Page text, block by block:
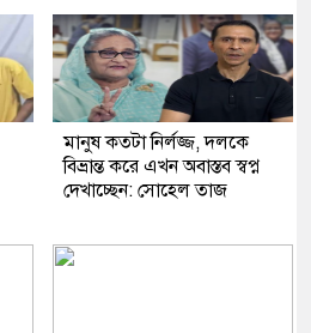
মানুষ কতটা নির্লজ্জ, দলকে
বিভ্রান্ত করে এখন অবাস্তব স্বপ্ন
দেখাচ্ছেন: সোহেল তাজ